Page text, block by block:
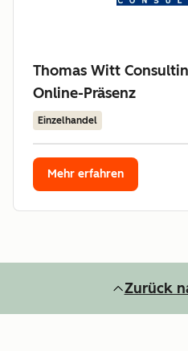
Thomas Witt
Online-Präsenz
Einzelhandel
Mehr erfahren
Zurück